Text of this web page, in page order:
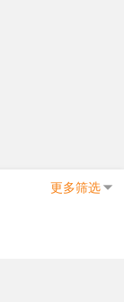
更多筛选